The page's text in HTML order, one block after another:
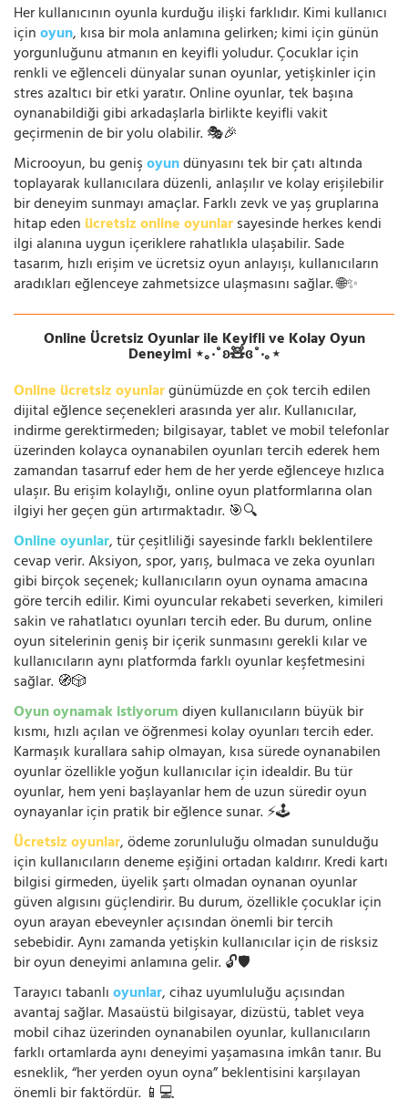
Her kullanıcının oyunla kurduğu ilişki farklıdır. Kimi kullanıcı
içinoyun, kısa bir mola anlamına gelirken; kimi için günün
yorgunluğunu atmanın en keyifli yoludur. Çocuklar için
renkli ve eğlenceli dünyalar sunan oyunlar, yetişkinler için
stres azaltıcı bir etki yaratır. Online oyunlar, tek başına
oynanabildiği gibi arkadaşlarla birlikte keyifli vakit
geçirmenin de bir yolu olabilir. 🎭🎉
Microoyun, bu genişoyundünyasını tek bir çatı altında
toplayarak kullanıcılara düzenli, anlaşılır ve kolay erişilebilir
bir deneyim sunmayı amaçlar. Farklı zevk ve yaş gruplarına
hitap eden ücretsiz online oyunlarsayesinde herkes kendi
ilgi alanına uygun içeriklere rahatlıkla ulaşabilir. Sade
tasarım, hızlı erişim ve ücretsiz oyun anlayışı, kullanıcıların
aradıkları eğlenceye zahmetsizce ulaşmasını sağlar. 🌐✨
Online Ücretsiz Oyunlar ile Keyifli ve Kolay Oyun
Deneyimi ⋆｡‧˚ʚ🧸ɞ˚‧｡⋆
Online ücretsiz oyunlargünümüzde en çok tercih edilen
dijital eğlence seçenekleri arasında yer alır. Kullanıcılar,
indirme gerektirmeden; bilgisayar, tablet ve mobil telefonlar
üzerinden kolayca oynanabilen oyunları tercih ederek hem
zamandan tasarruf eder hem de her yerde eğlenceye hızlıca
ulaşır. Bu erişim kolaylığı, online oyun platformlarına olan
ilgiyi her geçen gün artırmaktadır. 🎯🔍
Online oyunlar, tür çeşitliliği sayesinde farklı beklentilere
cevap verir. Aksiyon, spor, yarış, bulmaca ve zeka oyunları
gibi birçok seçenek; kullanıcıların oyun oynama amacına
göre tercih edilir. Kimi oyuncular rekabeti severken, kimileri
sakin ve rahatlatıcı oyunları tercih eder. Bu durum, online
oyun sitelerinin geniş bir içerik sunmasını gerekli kılar ve
kullanıcıların aynı platformda farklı oyunlar keşfetmesini
sağlar. 🧭🎲
Oyun oynamak istiyorumdiyen kullanıcıların büyük bir
kısmı, hızlı açılan ve öğrenmesi kolay oyunları tercih eder.
Karmaşık kurallara sahip olmayan, kısa sürede oynanabilen
oyunlar özellikle yoğun kullanıcılar için idealdir. Bu tür
oyunlar, hem yeni başlayanlar hem de uzun süredir oyun
oynayanlar için pratik bir eğlence sunar. ⚡🕹️
Ücretsiz oyunlar, ödeme zorunluluğu olmadan sunulduğu
için kullanıcıların deneme eşiğini ortadan kaldırır. Kredi kartı
bilgisi girmeden, üyelik şartı olmadan oynanan oyunlar
güven algısını güçlendirir. Bu durum, özellikle çocuklar için
oyun arayan ebeveynler açısından önemli bir tercih
sebebidir. Aynı zamanda yetişkin kullanıcılar için de risksiz
bir oyun deneyimi anlamına gelir. 🔓🛡️
Tarayıcı tabanlıoyunlar, cihaz uyumluluğu açısından
avantaj sağlar. Masaüstü bilgisayar, dizüstü, tablet veya
mobil cihaz üzerinden oynanabilen oyunlar, kullanıcıların
farklı ortamlarda aynı deneyimi yaşamasına imkân tanır. Bu
esneklik, “her yerden oyun oyna” beklentisini karşılayan
önemli bir faktördür. 📱💻